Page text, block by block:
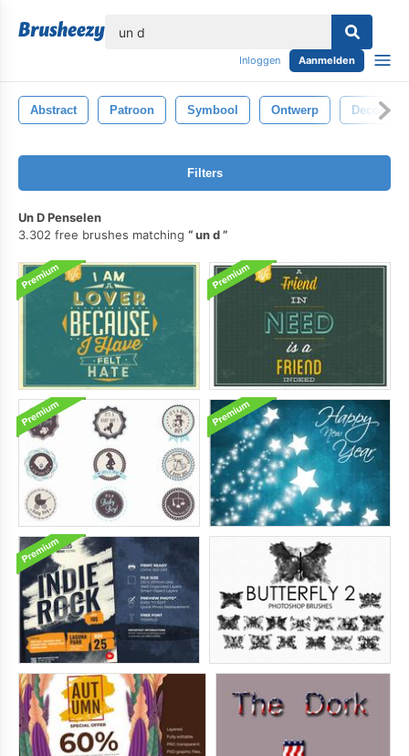
Inloggen Aanmelden
Abstract Patroon Symbool Ontwerp Decoratie
Filters
Un D Penselen
3.302 free brushes matching
un d